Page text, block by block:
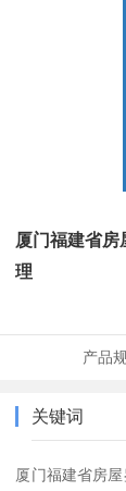
厦门福建省
理
产品
关键词
厦门福建省房